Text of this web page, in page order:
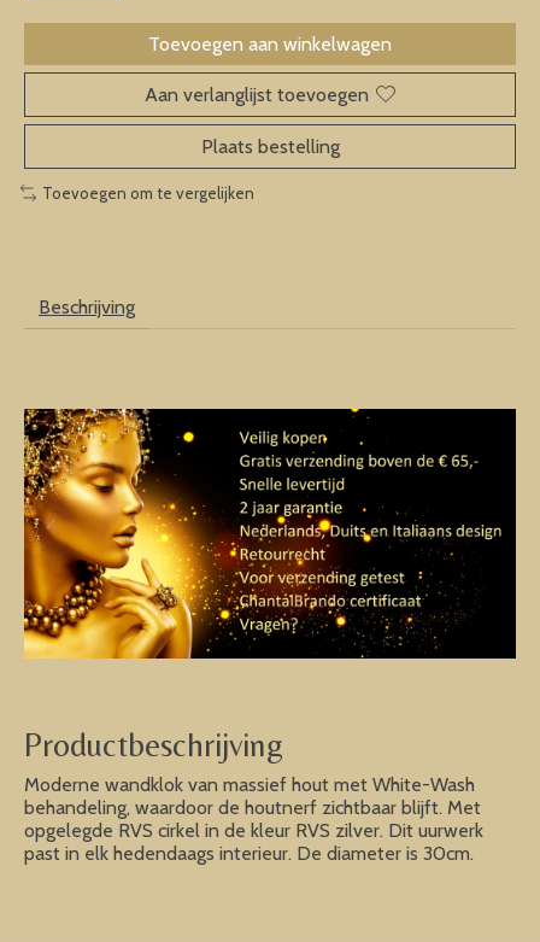
Toevoegen aan winkelwagen
Aan verlanglijst toevoegen
Plaats bestelling
Toevoegen om te vergelijken
Beschrijving
Productbeschrijving
Moderne wandklok van massief hout met White-Wash
behandeling, waardoor de houtnerf zichtbaar blijft. Met
opgelegde RVS cirkel in de kleur RVS zilver. Dit uurwerk
past in elk hedendaags interieur. De diameter is 30cm.